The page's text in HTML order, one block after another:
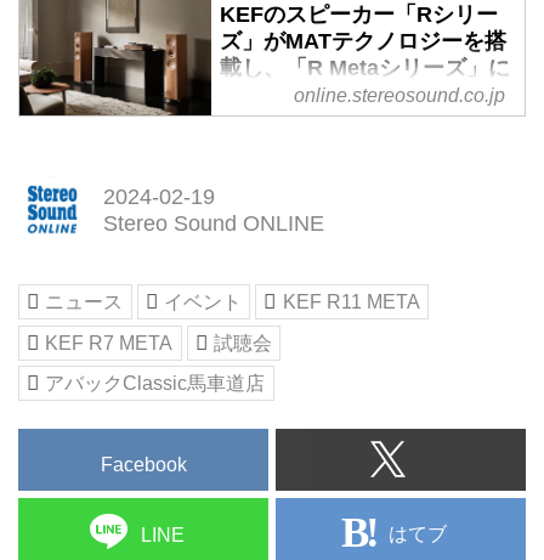
KEFのスピーカー「Rシリー
ズ」がMATテクノロジーを搭
載し、「R Metaシリーズ」に
生まれ変わった！ ステレオで
もサラウンドでも深みのあ
KEFジャパンは、同社スピーカー
ズ」は7モデルがラインナップさ
れ、すべて本日から販売を開始し
ている。
●トールボーイスピーカー：R11
R7 Meta ￥657,800（ペア、税
込）、R5 Meta ￥547,800（ペ
ア、税込）
●ブックシェルフスピーカー：R3
Meta ￥363,000（ペア、税込）
online.stereosound.co.jp
2024-02-19
Stereo Sound ONLINE
ニュース イベント
KEF R11 META
KEF R7 META
試聴会
アバックClassic馬車道店
Facebook
LINE はてブ